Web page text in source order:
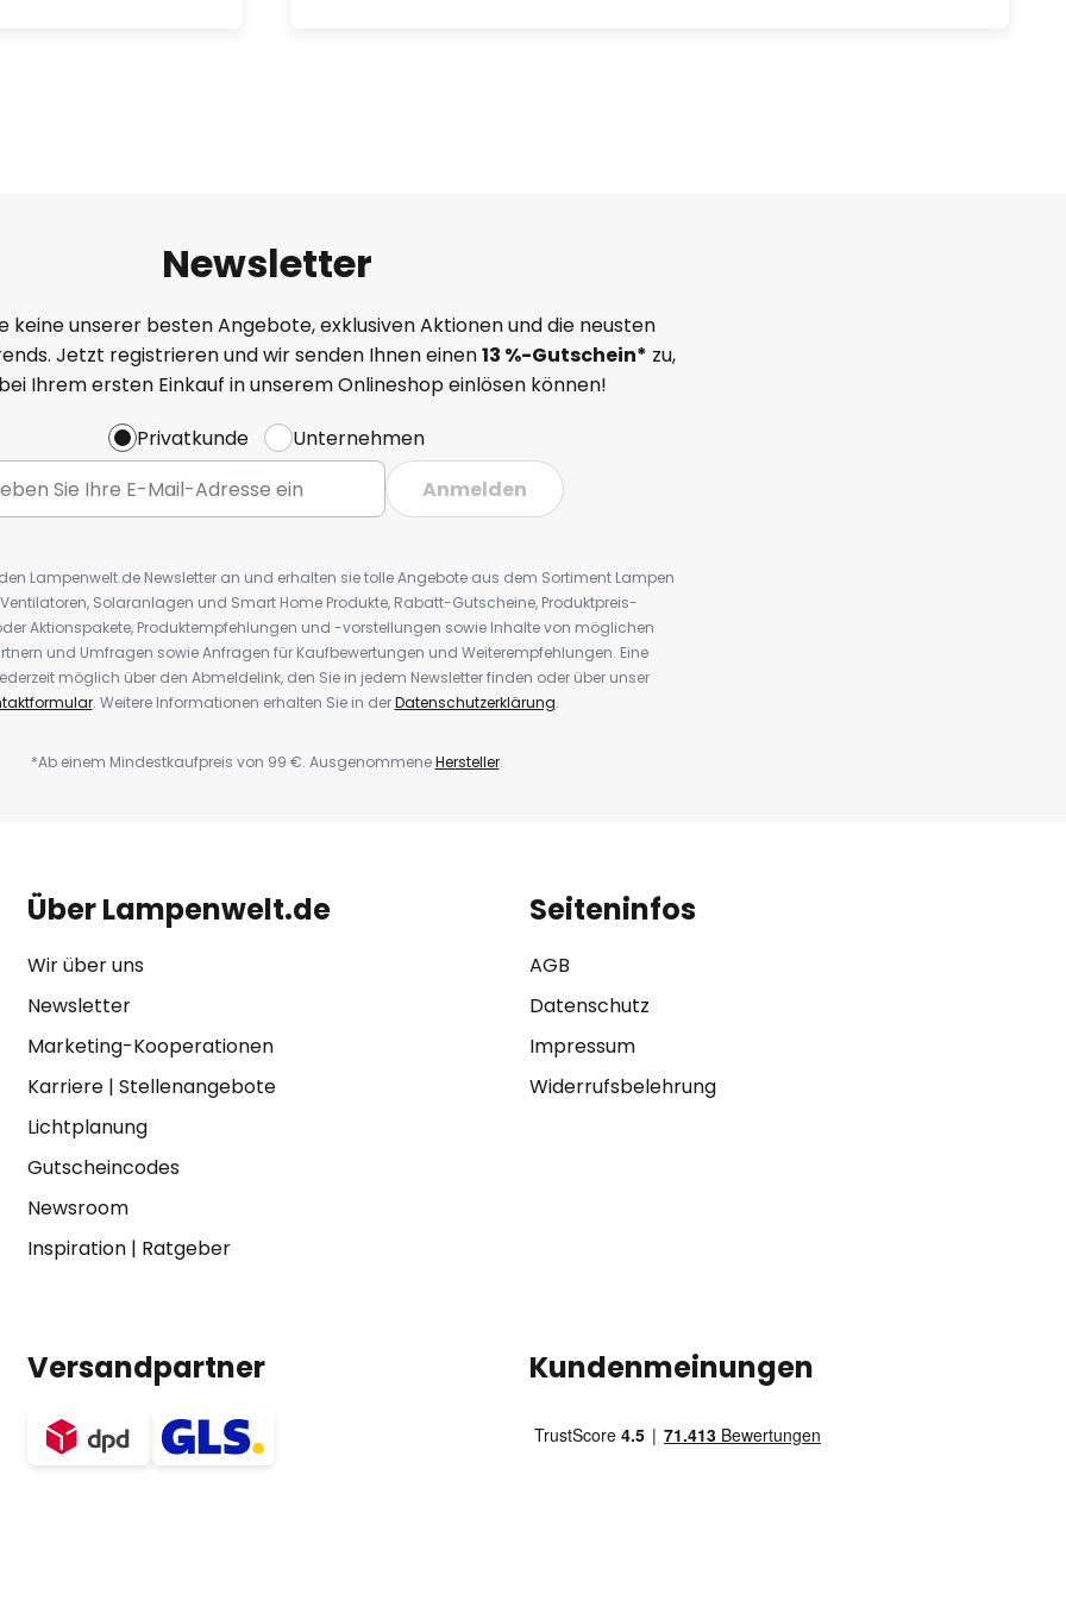
die anspruchsvolle und
Lampen können nur an
z.B. Philips HID-PrimaVision
Newsletter
keine unserer besten Angebote, exklusiven Aktionen und die neusten
Jetzt registrieren und wir senden Ihnen einen13 %-Gutschein* zu,
Ihrem ersten Einkauf in unserem Onlineshop einlösen können!
Privatkunde
Unternehmen
Anmelden
Lampenwelt.de Newsletter an und erhalten sie tolle Angebote aus dem Sortiment Lampen
Solaranlagen und Smart Home Produkte, Rabatt-Gutscheine, Produktpreis-
Aktionspakete, Produktempfehlungen und -vorstellungen sowie Inhalte von möglichen
und Umfragen sowie Anfragen für Kaufbewertungen und Weiterempfehlungen. Eine
möglich über den Abmeldelink, den Sie in jedem Newsletter finden oder über unser
. Weitere Informationen erhalten Sie in derDatenschutzerklärung.
*Ab einem Mindestkaufpreis von 99 €. AusgenommeneHersteller.
Über Lampenwelt.de
Wir über uns
Newsletter
Marketing-Kooperationen
Karriere| Stellenangebote
Lichtplanung
Gutscheincodes
Newsroom
Inspiration| Ratgeber
Seiteninfos
AGB
Datenschutz
Impressum
Widerrufsbelehrung
Versandpartner Kundenmeinungen